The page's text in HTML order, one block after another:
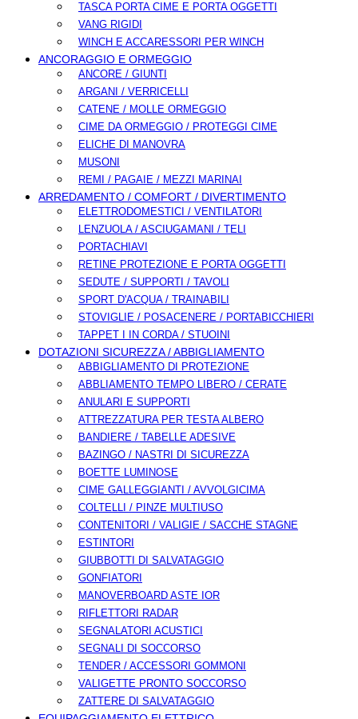
TASCA PORTA CIME E PORTA OGGETTI
VANG RIGIDI
WINCH E ACCARESSORI PER WINCH
ANCORAGGIO E ORMEGGIO
ANCORE / GIUNTI
ARGANI / VERRICELLI
CATENE / MOLLE ORMEGGIO
CIME DA ORMEGGIO / PROTEGGI CIME
ELICHE DI MANOVRA
MUSONI
REMI / PAGAIE / MEZZI MARINAI
ARREDAMENTO / COMFORT / DIVERTIMENTO
ELETTRODOMESTICI / VENTILATORI
LENZUOLA / ASCIUGAMANI / TELI
PORTACHIAVI
RETINE PROTEZIONE E PORTA OGGETTI
SEDUTE / SUPPORTI / TAVOLI
SPORT D'ACQUA / TRAINABILI
STOVIGLIE / POSACENERE / PORTABICCHIERI
TAPPET I IN CORDA / STUOINI
DOTAZIONI SICUREZZA / ABBIGLIAMENTO
ABBIGLIAMENTO DI PROTEZIONE
ABBLIAMENTO TEMPO LIBERO / CERATE
ANULARI E SUPPORTI
ATTREZZATURA PER TESTA ALBERO
BANDIERE / TABELLE ADESIVE
BAZINGO / NASTRI DI SICUREZZA
BOETTE LUMINOSE
CIME GALLEGGIANTI / AVVOLGICIMA
COLTELLI / PINZE MULTIUSO
CONTENITORI / VALIGIE / SACCHE STAGNE
ESTINTORI
GIUBBOTTI DI SALVATAGGIO
GONFIATORI
MANOVERBOARD ASTE IOR
RIFLETTORI RADAR
SEGNALATORI ACUSTICI
SEGNALI DI SOCCORSO
TENDER / ACCESSORI GOMMONI
VALIGETTE PRONTO SOCCORSO
ZATTERE DI SALVATAGGIO